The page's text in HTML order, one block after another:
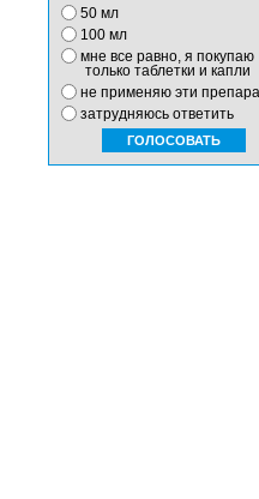
50 мл
100 мл
мне все равно, я покупаю
только таблетки и капли
не применяю эти
затрудняюсь ответить